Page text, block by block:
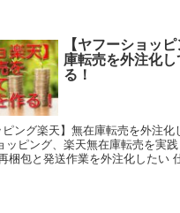
【ヤフーショッ
庫転売を外注化
る！
ピング楽天】無在庫転売を外注
ッピング、楽天無在庫転売を実践
梱包と発送作業を外注化したい